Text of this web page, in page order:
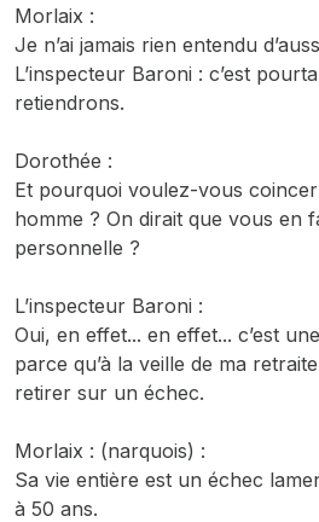
Morlaix :
Je n’ai jamais rien entendu
L’inspecteur Baroni : c’est
retiendrons.
Dorothée :
Et pourquoi voulez-vous
homme ? On dirait que vous en
personnelle ?
L’inspecteur Baroni :
Oui, en effet... en effet... c’est
parce qu’à la veille de ma
retirer sur un échec.
Morlaix : (narquois) :
Sa vie entière est un échec
à 50 ans.